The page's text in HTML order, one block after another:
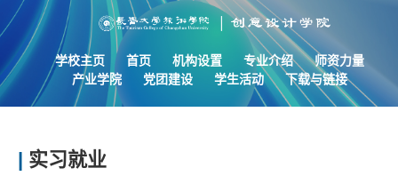
学校主页 首页 机构设置 专业介绍
师资力量
产业学院
党团建设 学生活动 下载与链接
| 实习就业